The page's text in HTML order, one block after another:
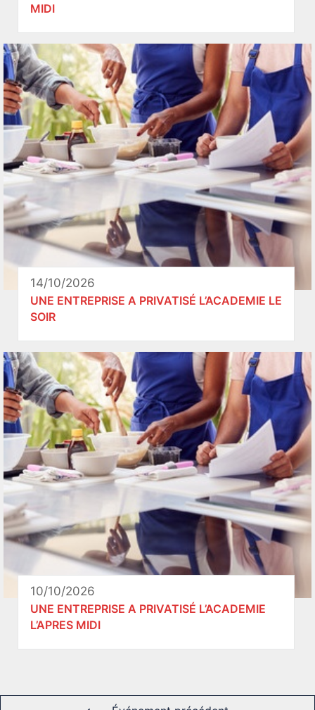
MIDI
14/10/2026
UNE ENTREPRISE A PRIVATISÉ L’ACADEMIE LE
SOIR
10/10/2026
UNE ENTREPRISE A PRIVATISÉ L’ACADEMIE
L’APRES MIDI